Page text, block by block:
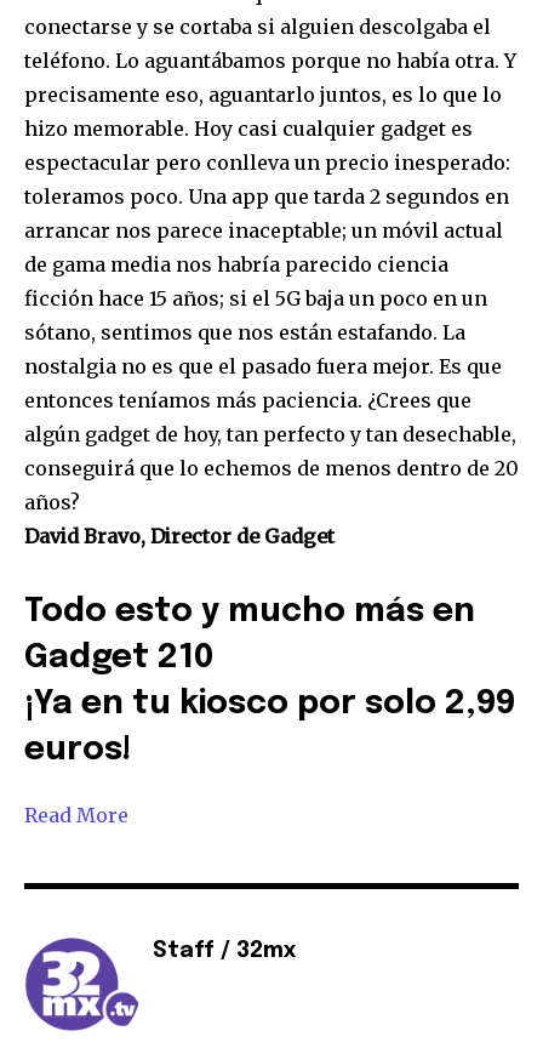
conectarse y se cortaba si alguien descolgaba el
teléfono. Lo aguantábamos porque no había otra. Y
precisamente eso, aguantarlo juntos, es lo que lo
hizo memorable. Hoy casi cualquier gadget es
espectacular pero conlleva un precio inesperado:
toleramos poco. Una app que tarda 2 segundos en
arrancar nos parece inaceptable; un móvil actual
de gama media nos habría parecido ciencia
ficción hace 15 años; si el 5G baja un poco en un
sótano, sentimos que nos están estafando. La
nostalgia no es que el pasado fuera mejor. Es que
entonces teníamos más paciencia. ¿Crees que
algún gadget de hoy, tan perfecto y tan desechable,
conseguirá que lo echemos de menos dentro de 20
años?
David Bravo, Director de Gadget
Todo esto y mucho más en
Gadget 210
¡Ya en tu kiosco por solo 2,99
euros!
Read More
Staff / 32mx